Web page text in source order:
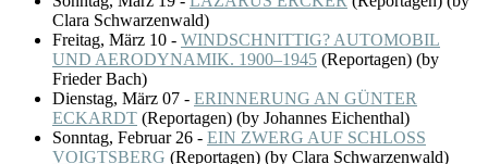
Clara Schwarzenwald)
Freitag, März 10 - WINDSCHNITTIG? AUTOMOBIL
UND AERODYNAMIK. 1900–1945 (Reportagen) (by
Frieder Bach)
Dienstag, März 07 - ERINNERUNG AN GÜNTER
ECKARDT (Reportagen) (by Johannes Eichenthal)
Sonntag, Februar 26 - EIN ZWERG AUF SCHLOSS
VOIGTSBERG (Reportagen) (by Clara Schwarzenwald)